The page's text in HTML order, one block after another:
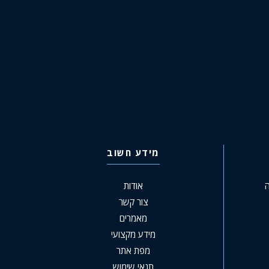
מידע חשוב
אודות
צור קשר
מאמרים
מידע מקצועי
מפת אתר
תנאי שימוש